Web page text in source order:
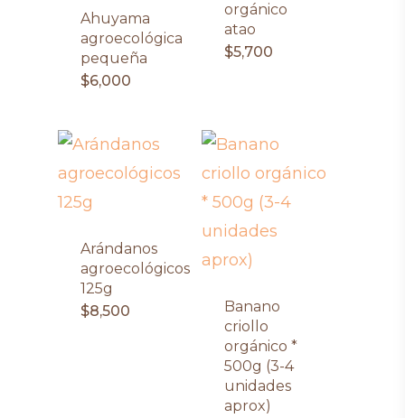
Ahuyama
agroecológica
pequeña
$6,000
orgánico
atao
$5,700
Arándanos
agroecológicos
125g
$8,500
Banano
criollo
orgánico *
500g (3-4
unidades
aprox)